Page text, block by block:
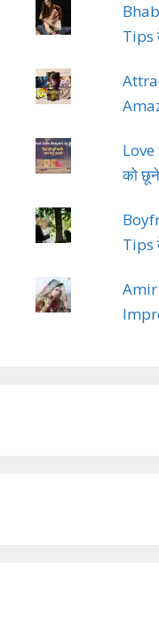
Tips
को छूने
Tips
Amir